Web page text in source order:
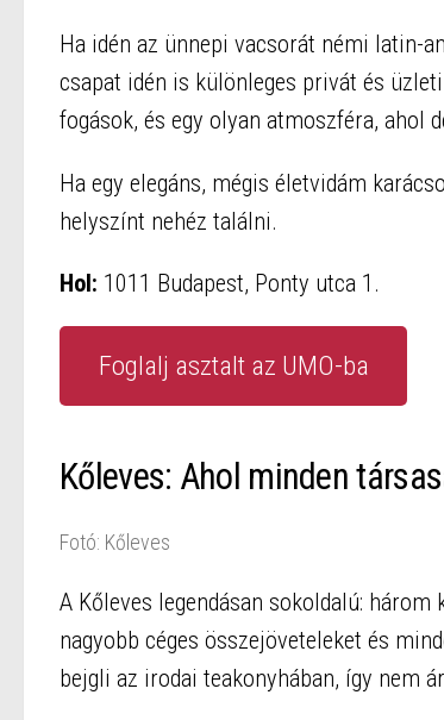
Ha idén az ünnepi vacsorát némi latin-
csapat idén is különleges privát és
fogások, és egy olyan atmoszféra, ahol
Ha egy elegáns, mégis életvidám
helyszínt nehéz találni.
Hol: 1011 Budapest, Ponty utca 1.
Foglalj asztalt az UMO-ba
Kőleves: Ahol minden
Fotó: Kőleves
A Kőleves legendásan sokoldalú:
nagyobb céges összejöveteleket és
bejgli az irodai teakonyhában, így nem